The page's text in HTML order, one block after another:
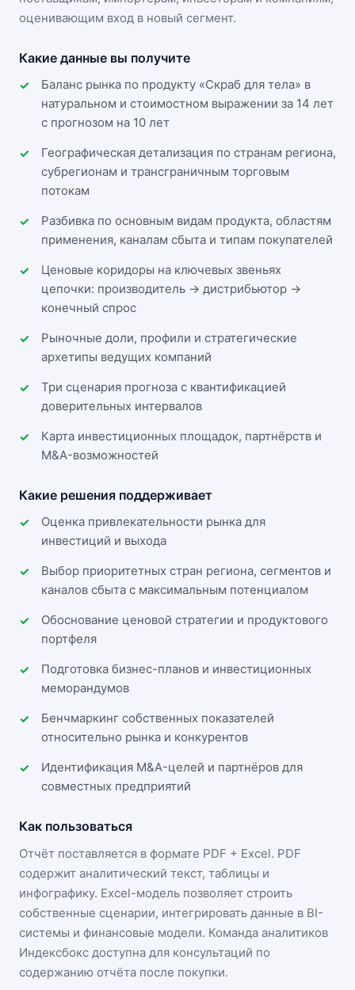
оценивающим вход в новый сегмент.
Какие данные вы получите
Баланс рынка по продукту «Скраб для тела» в
натуральном и стоимостном выражении за 14 лет
с прогнозом на 10 лет
Географическая детализация по странам региона,
субрегионам и трансграничным торговым
потокам
Разбивка по основным видам продукта, областям
применения, каналам сбыта и типам покупателей
Ценовые коридоры на ключевых звеньях
цепочки: производитель → дистрибьютор →
конечный спрос
Рыночные доли, профили и стратегические
архетипы ведущих компаний
Три сценария прогноза с квантификацией
доверительных интервалов
Карта инвестиционных площадок, партнёрств и
M&A-возможностей
Какие решения поддерживает
Оценка привлекательности рынка для
инвестиций и выхода
Выбор приоритетных стран региона, сегментов и
каналов сбыта с максимальным потенциалом
Обоснование ценовой стратегии и продуктового
портфеля
Подготовка бизнес-планов и инвестиционных
меморандумов
Бенчмаркинг собственных показателей
относительно рынка и конкурентов
Идентификация M&A-целей и партнёров для
совместных предприятий
Как пользоваться
Отчёт поставляется в формате PDF + Excel. PDF
содержит аналитический текст, таблицы и
инфографику. Excel-модель позволяет строить
собственные сценарии, интегрировать данные в BI-
системы и финансовые модели. Команда аналитиков
Индексбокс доступна для консультаций по
содержанию отчёта после покупки.